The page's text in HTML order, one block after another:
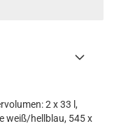
2 x 33 l,
weiß/hellblau, 545 x